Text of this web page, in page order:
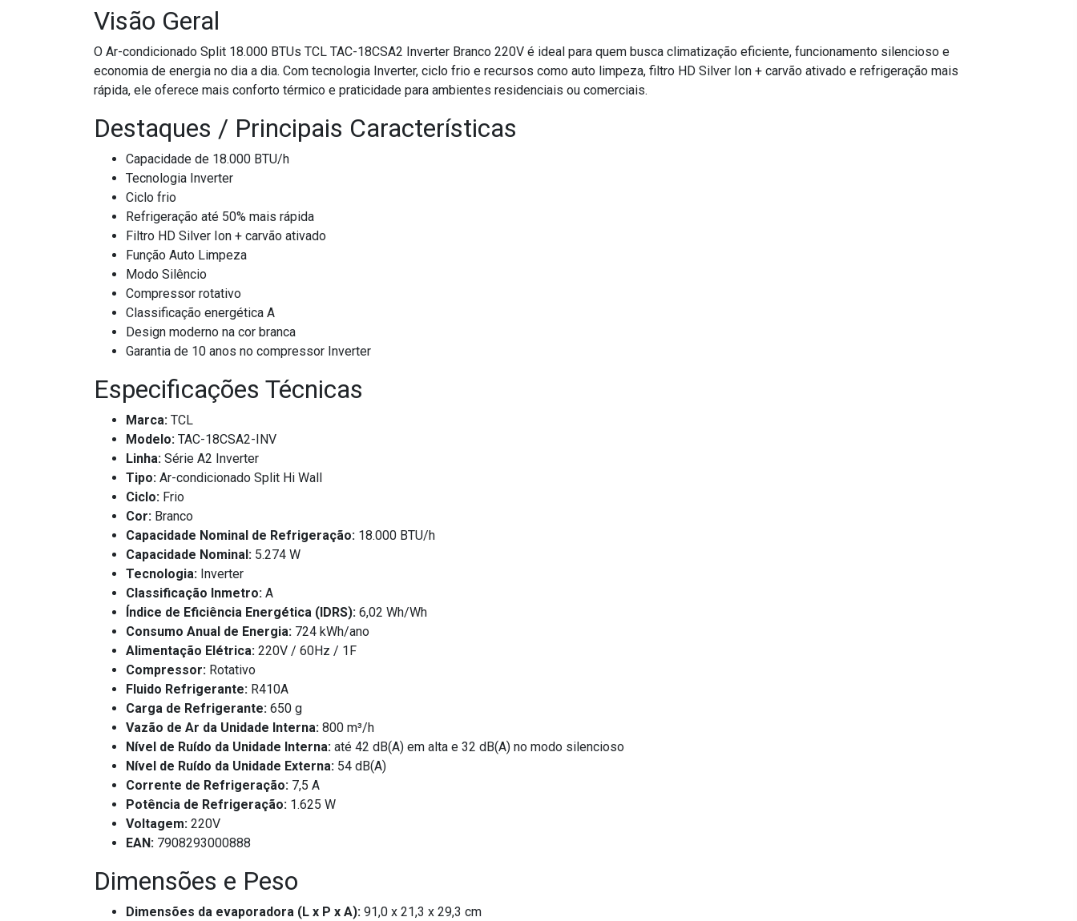
Visão Geral
O Ar-condicionado Split 18.000 BTUs TCL TAC-18CSA2 Inverter Branco 220V é ideal para quem busca climatização eficiente, funcionamento silencioso e
economia de energia no dia a dia. Com tecnologia Inverter, ciclo frio e recursos como auto limpeza, filtro HD Silver Ion + carvão ativado e refrigeração mais
rápida, ele oferece mais conforto térmico e praticidade para ambientes residenciais ou comerciais.
Destaques / Principais Características
Capacidade de 18.000 BTU/h
Tecnologia Inverter
Ciclo frio
Refrigeração até 50% mais rápida
Filtro HD Silver Ion + carvão ativado
Função Auto Limpeza
Modo Silêncio
Compressor rotativo
Classificação energética A
Design moderno na cor branca
Garantia de 10 anos no compressor Inverter
Especificações Técnicas
Marca: TCL
Modelo: TAC-18CSA2-INV
Linha: Série A2 Inverter
Tipo: Ar-condicionado Split Hi Wall
Ciclo: Frio
Cor: Branco
Capacidade Nominal de Refrigeração: 18.000 BTU/h
Capacidade Nominal: 5.274 W
Tecnologia: Inverter
Classificação Inmetro: A
Índice de Eficiência Energética (IDRS): 6,02 Wh/Wh
Consumo Anual de Energia: 724 kWh/ano
Alimentação Elétrica: 220V / 60Hz / 1F
Compressor: Rotativo
Fluido Refrigerante: R410A
Carga de Refrigerante: 650 g
Vazão de Ar da Unidade Interna: 800 m³/h
Nível de Ruído da Unidade Interna: até 42 dB(A) em alta e 32 dB(A) no modo silencioso
Nível de Ruído da Unidade Externa: 54 dB(A)
Corrente de Refrigeração: 7,5 A
Potência de Refrigeração: 1.625 W
Voltagem: 220V
EAN: 7908293000888
Dimensões e Peso
Dimensões da evaporadora (L x P x A): 91,0 x 21,3 x 29,3 cm